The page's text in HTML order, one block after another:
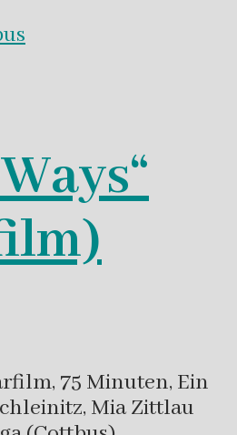
75 Minuten, Ein
Mia Zittlau